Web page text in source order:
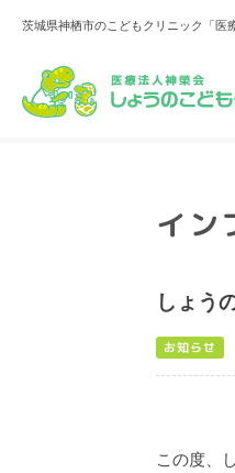
茨城県神栖市のこどもクリニック「医
イン
しょう
お知らせ
この度、